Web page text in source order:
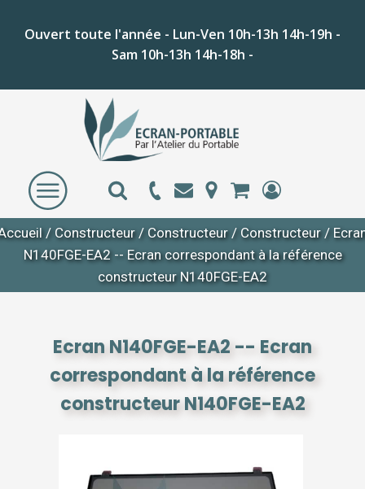
Ouvert toute l'année - Lun-Ven 10h-13h 14h-19h -
Sam 10h-13h 14h-18h -
/ Constructeur / Constructeur / Constructeur /
N140FGE-EA2 -- Ecran correspondant à la référence
constructeur N140FGE-EA2
Ecran N140FGE-EA2 -- Ecran
correspondant à la référence
constructeur N140FGE-EA2